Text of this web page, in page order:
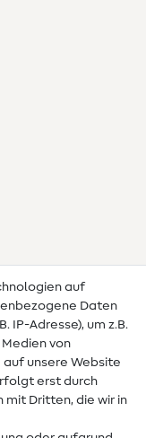
auf
Daten
IP-Adresse), um z.B.
von
unsere Website
erst durch
mit Dritten, die wir in